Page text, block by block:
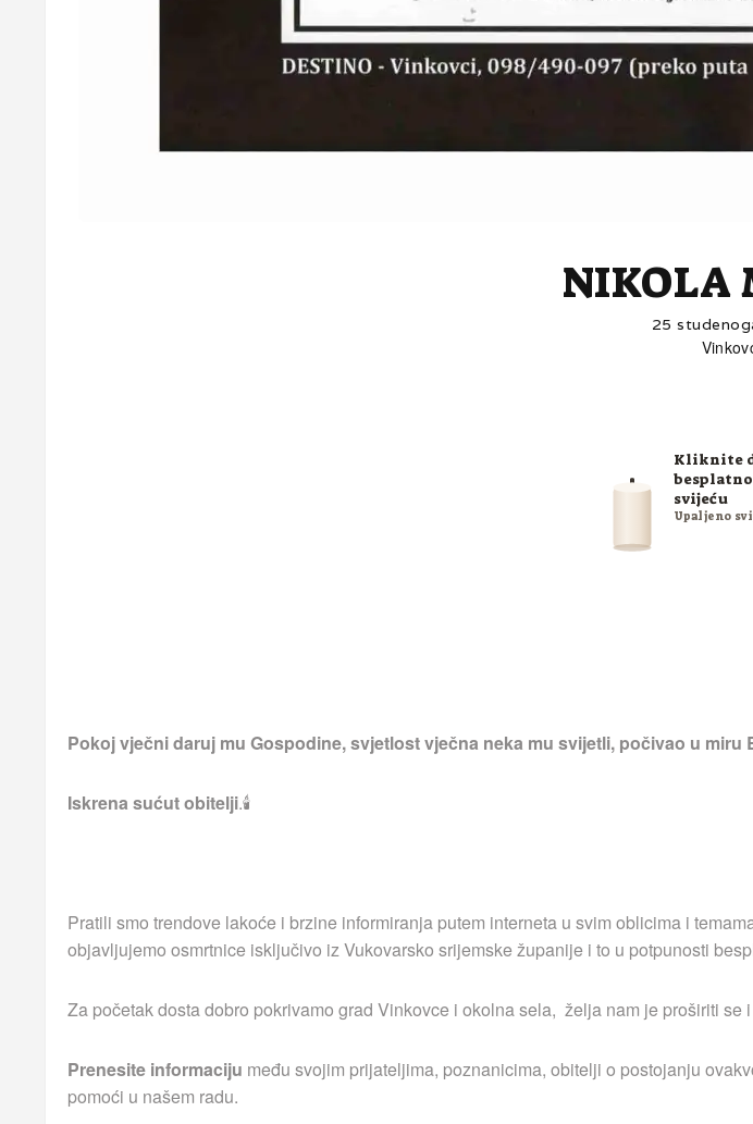
NIKOLA
25
Kliknite
svijeću
Upaljeno
Pokoj vječni daruj mu Gospodine, svjetlost vječna neka mu svijetli, počivao u miru
Iskrena sućut obitelji.🕯
Pratili smo trendove lakoće i brzine informiranja putem interneta u svim oblicima i
objavljujemo osmrtnice isključivo iz Vukovarsko srijemske županije i to u potpunosti
Za početak dosta dobro pokrivamo grad Vinkovce i okolna sela, želja nam je proširiti se
Prenesite informaciju među svojim prijateljima, poznanicima, obitelji o postojanju
pomoći u našem radu.